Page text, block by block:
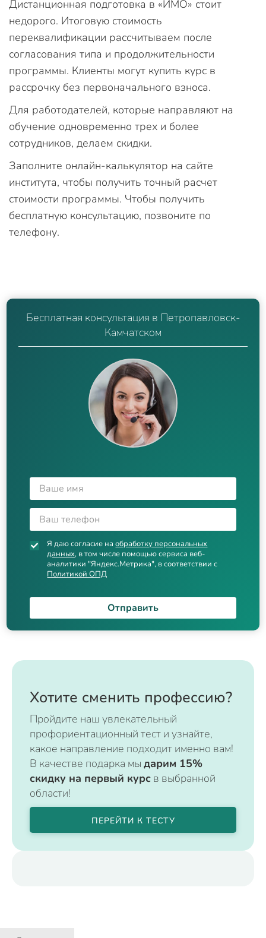
Дистанционная подготовка в «ИМО» стоит
недорого. Итоговую стоимость
переквалификации рассчитываем после
согласования типа и продолжительности
программы. Клиенты могут купить курс в
рассрочку без первоначального взноса.
Для работодателей, которые направляют на
обучение одновременно трех и более
сотрудников, делаем скидки.
Заполните онлайн-калькулятор на сайте
института, чтобы получить точный расчет
стоимости программы. Чтобы получить
бесплатную консультацию, позвоните по
телефону.
Бесплатная консультация в Петропавловск-
Камчатском
Я даю согласие наобработку персональных
данных, в том числе помощью сервиса веб-
аналитики "Яндекс.Метрика", в соответствии с
Политикой ОПД
Отправить
Хотите сменить профессию?
Пройдите наш увлекательный
профориентационный тест и узнайте,
какое направление подходит именно вам!
В качестве подарка мы дарим 15%
скидку на первый курс в выбранной
области!
ПЕРЕЙТИ К ТЕСТУ